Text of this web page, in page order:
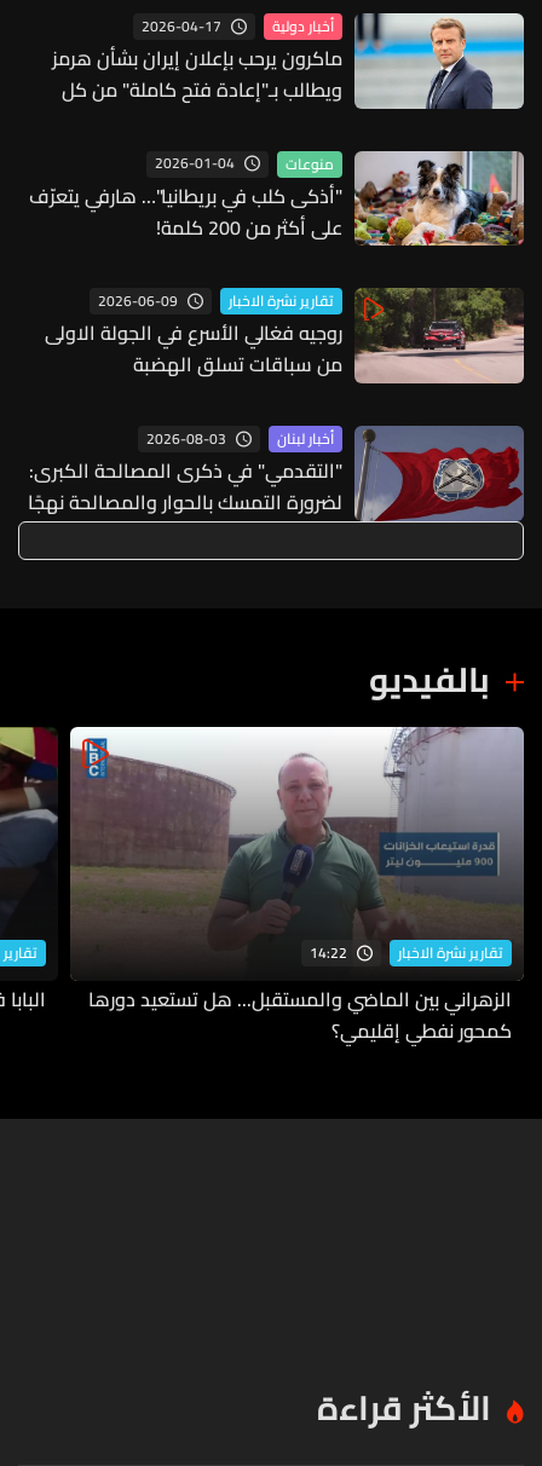
أخبار دولية 2026-04-17
ماكرون يرحب بإعلان إيران بشأن هرمز
ويطالب بـ"إعادة فتح كاملة" من كل
منوعات 2026-01-04
"أذكى كلب في بريطانيا"… هارفي يتعرّف
على أكثر من 200 كلمة!
تقارير نشرة الاخبار 2026-06-09
روجيه فغالي الأسرع في الجولة الاولى
من سباقات تسلق الهضبة
أخبار لبنان 2026-08-03
"التقدمي"‏ في ذكرى المصالحة الكبرى:
لضرورة التمسك بالحوار والمصالحة نهجًا
ثابتًا لحماية ⁧‫لبنان الكبير‬⁩
بالفيديو
تقارير نشرة الاخبار 14:22
الزهراني بين الماضي والمستقبل... هل تستعيد دورها
كمحور نفطي إقليمي؟
الأكثر قراءة